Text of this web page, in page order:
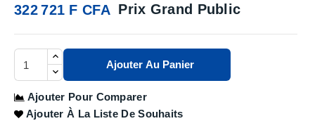
322 721 F CFA Prix Grand Public
Ajouter Au Panier
Ajouter Pour Comparer
Ajouter À La Liste De Souhaits